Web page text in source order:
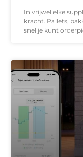
In vrijwel elke
kracht. Pallets,
snel je kunt